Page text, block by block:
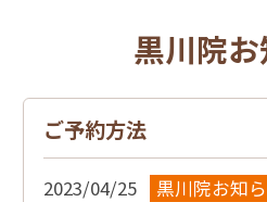
黒川院
ご予約方法
2023/04/25 黒川院お知